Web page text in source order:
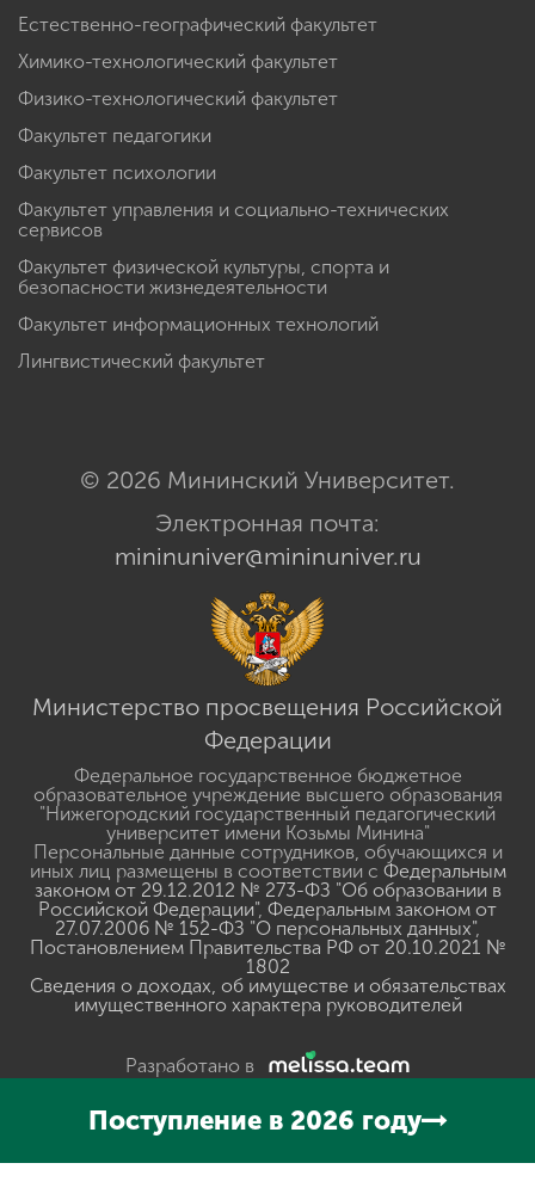
Естественно-географический факультет
Химико-технологический факультет
Физико-технологический факультет
Факультет педагогики
Факультет психологии
Факультет управления и социально-технических
сервисов
Факультет физической культуры, спорта и
безопасности жизнедеятельности
Факультет информационных технологий
Лингвистический факультет
© 2026 Мининский Университет.
Электронная почта:
mininuniver@mininuniver.ru
Министерство просвещения Российской
Федерации
Федеральное государственное бюджетное
образовательное учреждение высшего образования
"Нижегородский государственный педагогический
университет имени Козьмы Минина"
Персональные данные сотрудников, обучающихся и
иных лиц размещены в соответствии с Федеральным
законом от 29.12.2012 № 273-ФЗ "Об образовании в
Российской Федерации", Федеральным законом от
27.07.2006 № 152-ФЗ "О персональных данных",
Постановлением Правительства РФ от 20.10.2021 №
1802
Сведения о доходах, об имуществе и обязательствах
имущественного характера руководителей
Разработано в
Поступление в 2026 году